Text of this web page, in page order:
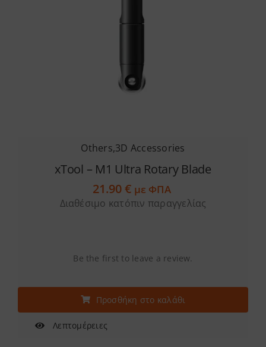
Others,3D Accessories
xTool – M1 Ultra Rotary Blade
21.90€ με ΦΠΑ
Διαθέσιμο κατόπιν παραγγελίας
Be the first to leave a review.
Προσθήκη στο καλάθι
Λεπτομέρειες